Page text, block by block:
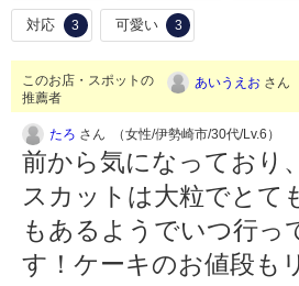
対応 3 可愛い 3
このお店・スポットの
推薦者
あいうえお さん
たろ さん （女性/伊勢崎市/30代/Lv.6）
前から気になっており
スカットは大粒でとて
もあるようでいつ行っ
す！ケーキのお値段も